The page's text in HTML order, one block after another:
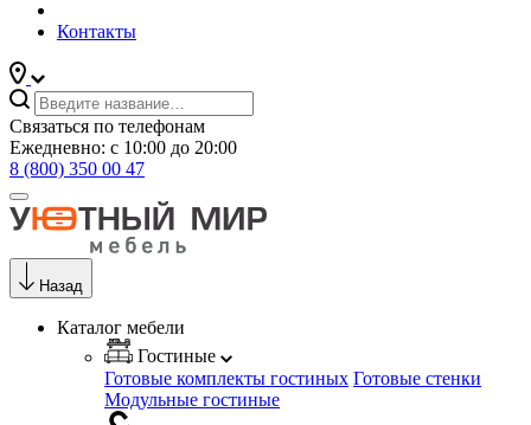
Контакты
Связаться по телефонам
Ежедневно: с 10:00 до 20:00
8 (800) 350 00 47
Назад
Каталог мебели
Гостиные
Готовые комплекты гостиных Готовые стенки
Модульные гостиные